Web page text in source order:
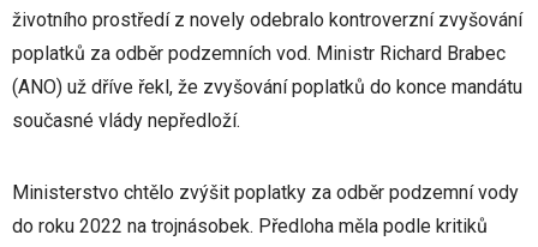
životního prostředí z novely odebralo kontroverzní zvyšování
poplatků za odběr podzemních vod. Ministr Richard Brabec
(ANO) už dříve řekl, že zvyšování poplatků do konce mandátu
současné vlády nepředloží.
Ministerstvo chtělo zvýšit poplatky za odběr podzemní vody
do roku 2022 na trojnásobek. Předloha měla podle kritiků